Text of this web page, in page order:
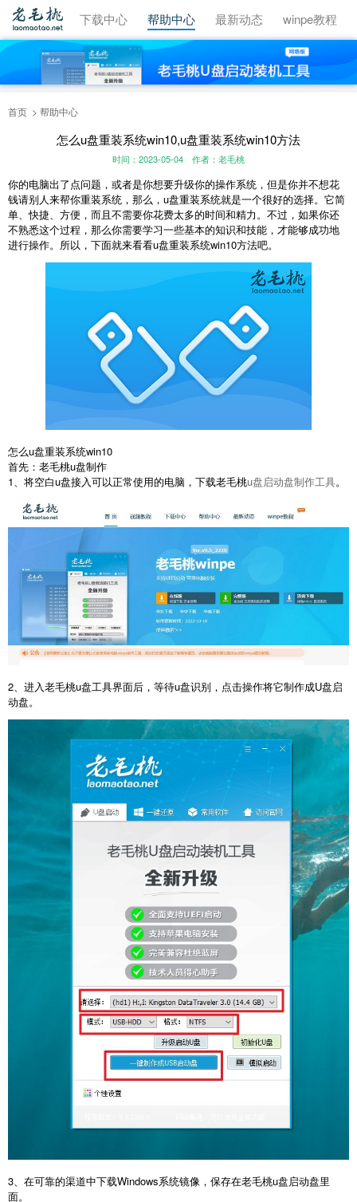
视频教程 下载中心 帮助中心 最新动态 winpe教程
首页 帮助中心
怎么u盘重装系统win10,u盘重装系统win10方法
时间：2023-05-04 作者：老毛桃
你的电脑出了点问题，或者是你想要升级你的操作系统，但是你并不想花
钱请别人来帮你重装系统，那么，u盘重装系统就是一个很好的选择。它简
单、快捷、方便，而且不需要你花费太多的时间和精力。不过，如果你还
不熟悉这个过程，那么你需要学习一些基本的知识和技能，才能够成功地
进行操作。所以，下面就来看看u盘重装系统win10方法吧。
怎么u盘重装系统win10
首先：老毛桃u盘制作
1、将空白u盘接入可以正常使用的电脑，下载老毛桃u盘启动盘制作工具。
2、进入老毛桃u盘工具界面后，等待u盘识别，点击操作将它制作成U盘启
动盘。
3、在可靠的渠道中下载Windows系统镜像，保存在老毛桃u盘启动盘里
面。